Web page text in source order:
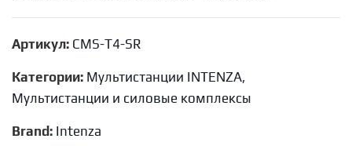
Артикул: CMS-T4-SR
Категории: Мультистанции INTENZA,
Мультистанции и силовые комплексы
Brand: Intenza